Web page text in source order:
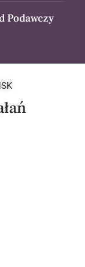
Podawczy